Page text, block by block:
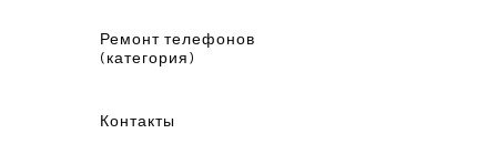
Ремонт телефонов
(категория)
Контакты